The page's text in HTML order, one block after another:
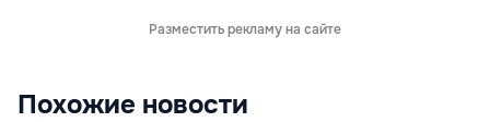
Разместить рекламу на сайте
Похожие новости